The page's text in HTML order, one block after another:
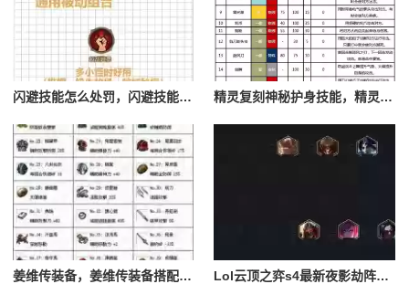
闪避技能怎么处罚，闪避技能怎么处罚队友 精灵复刻神秘护身技能，精灵复刻攻略
姜维传装备，姜维传装备搭配一览表最新 Lol云顶之弈s4最新夜影劫阵容搭配，云顶之奕夜影劫阵容